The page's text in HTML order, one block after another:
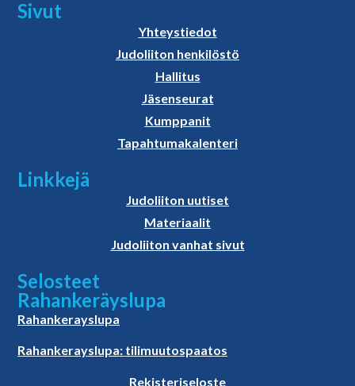
Sivut
Yhteystiedot
Judoliiton henkilöstö
Hallitus
Jäsenseurat
Kumppanit
Tapahtumakalenteri
Linkkejä
Judoliiton uutiset
Materiaalit
Judoliiton vanhat sivut
Selosteet
Rahankeräyslupa
Rahankerayslupa
Rahankerayslupa: tilimuutospaatos
Rekisteriseloste